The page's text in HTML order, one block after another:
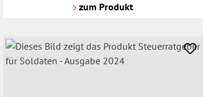
zum Produkt